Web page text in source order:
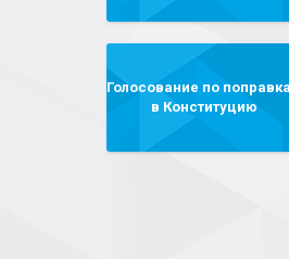
Голосование по
в Конституцию